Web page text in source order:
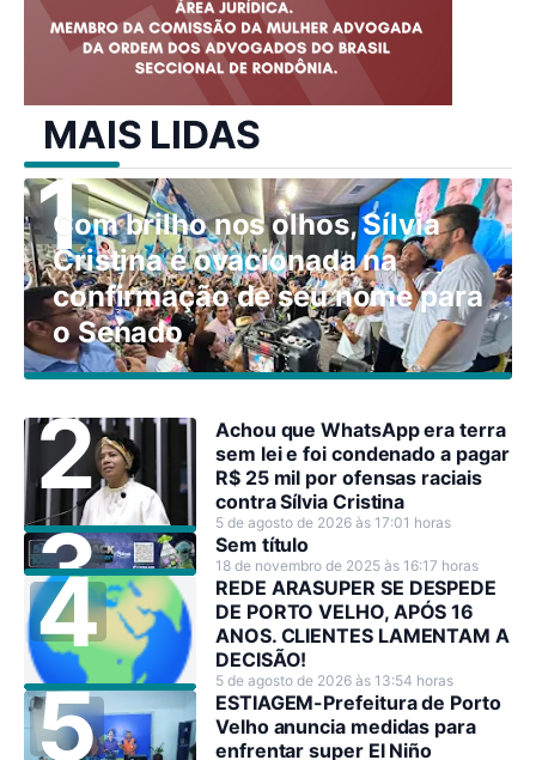
MAIS LIDAS
Com brilho nos olhos, Sílvia
Cristina é ovacionada na
confirmação de seu nome para
o Senado
Achou que WhatsApp era terra
sem lei e foi condenado a pagar
R$ 25 mil por ofensas raciais
contra Sílvia Cristina
5 de agosto de 2026 às 17:01 horas
Sem título
18 de novembro de 2025 às 16:17 horas
REDE ARASUPER SE DESPEDE
DE PORTO VELHO, APÓS 16
ANOS. CLIENTES LAMENTAM A
DECISÃO!
5 de agosto de 2026 às 13:54 horas
ESTIAGEM-Prefeitura de Porto
Velho anuncia medidas para
enfrentar super El Niño